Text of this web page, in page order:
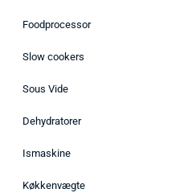
Foodprocessor
Slow cookers
Sous Vide
Dehydratorer
Ismaskine
Køkkenvægte